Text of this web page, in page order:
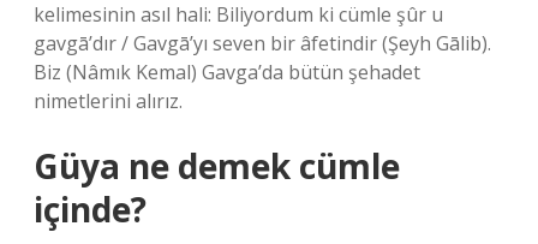
kelimesinin asıl hali: Biliyordum ki cümle şûr u
gavgā’dır / Gavgā’yı seven bir âfetindir (Şeyh Gālib).
Biz (Nâmık Kemal) Gavga’da bütün şehadet
nimetlerini alırız.
Güya ne demek cümle
içinde?